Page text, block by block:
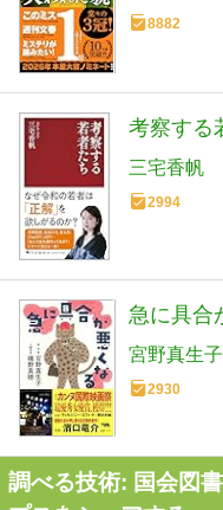
8882
考察する
三宅香帆
2994
急に具合
宮野真生子
2930
調べる技術: 国会図